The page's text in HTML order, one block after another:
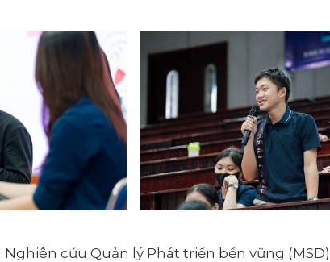
cứu Quản lý Phát triển bền vững